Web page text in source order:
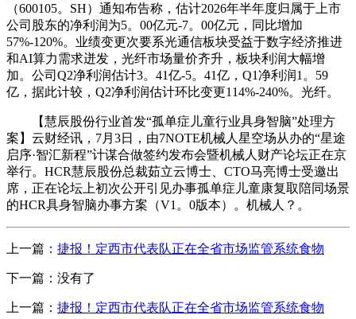
（600105。SH）通知布告称，估计2026年半年度归属于上市
公司股东的净利润为5。00亿元-7。00亿元，同比增加
57%-120%。业绩变更次要系光通信板块受益于数字经济推进
和AI算力需求迸发，光纤市场量价齐升，板块利润大幅增
加。公司Q2净利润估计3。41亿-5。41亿，Q1净利润1。59
亿，据此计较，Q2净利润估计环比变更114%-240%。光纤。
【慧辰股份行业首发“孤单症儿童行业具身智脑”处理方
案】云财经讯，7月3日，由7NOTE机械人星空场从办的“星途
启序·智汇新程”计谋合做签约发布会暨机械人财产论坛正在京
举行。HCR慧辰股份总裁茹立云博士、CTO马亮博士受邀出
席，正在论坛上初次公开引见办事孤单症儿童康复取陪同场景
的HCR具身智脑办事方案（V1。0版本）。机械人？。
上一篇： 捷报！定西市代表队正在全省市场监管系统食物
下一篇：没有了
上一篇： 捷报！定西市代表队正在全省市场监管系统食物